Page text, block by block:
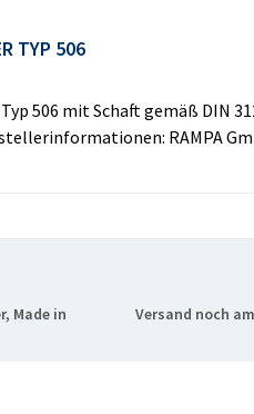
TYP 506
506 mit Schaft gemäß DIN
RAMPA
Made in
Versand noch